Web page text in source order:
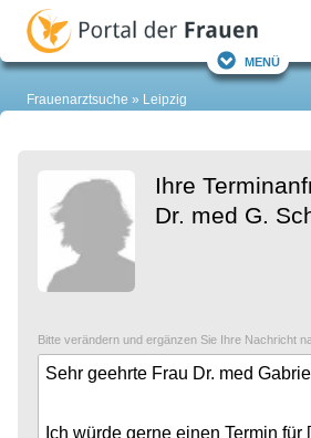
Menü
Frauenarztsuche Leipzig
Ihre
Dr. med G.
Bitte verändern und ergänzen Sie Ihre Nachricht